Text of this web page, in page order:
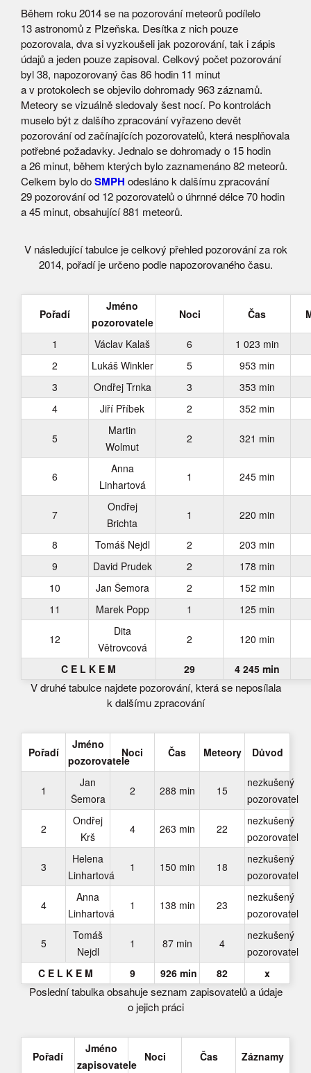
Během roku 2014 se na pozorování meteorů podílelo
13 astronomů z Plzeňska. Desítka z nich pouze
pozorovala, dva si vyzkoušeli jak pozorování, tak i zápis
údajů a jeden pouze zapisoval. Celkový počet pozorování
byl 38, napozorovaný čas 86 hodin 11 minut
a v protokolech se objevilo dohromady 963 záznamů.
Meteory se vizuálně sledovaly šest nocí. Po kontrolách
muselo být z dalšího zpracování vyřazeno devět
pozorování od začínajících pozorovatelů, která nesplňovala
potřebné požadavky. Jednalo se dohromady o 15 hodin
a 26 minut, během kterých bylo zaznamenáno 82 meteorů.
Celkem bylo doSMPH odesláno k dalšímu zpracování
29 pozorování od 12 pozorovatelů o úhrnné délce 70 hodin
a 45 minut, obsahující 881 meteorů.
V následující tabulce je celkový přehled pozorování za rok
2014, pořadí je určeno podle napozorovaného času.
Pořadí
Jméno
pozorovatele
Noci Čas
1 Václav Kalaš 6
1 023 min
2
Lukáš Winkler 5
953 min
3
Ondřej Trnka 3
353 min
4
Jiří Příbek 2 352 min
5
Martin
Wolmut
2 321 min
6
Anna
Linhartová
1 245 min
7
Ondřej
Brichta
1 220 min
8 Tomáš Nejdl 2
203 min
9
David Prudek 2
178 min
10
Jan Šemora 2
152 min
11
Marek Popp 1 125 min
12
Dita
Větrovcová
2 120 min
C E L K E M 29 4 245 min
V druhé tabulce najdete pozorování, která se neposílala
k dalšímu zpracování
Pořadí
Jméno
pozorovatele
Noci Čas Meteory Důvod
1
Jan
Šemora
2 288 min 15
nezkušený
pozorovatel
2
Ondřej
Krš
4 263 min 22
nezkušený
pozorovatel
3
Helena
Linhartová
1 150 min 18
nezkušený
pozorovatel
4
Anna
Linhartová
1 138 min 23
nezkušený
pozorovatel
5
Tomáš
Nejdl
1 87 min 4
nezkušený
pozorovatel
C E L K E M
9 926 min 82 x
Poslední tabulka obsahuje seznam zapisovatelů a údaje
o jejich práci
Pořadí
Jméno
zapisovatele
Noci Čas Záznamy